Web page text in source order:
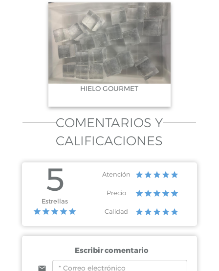
HIELO GOURMET
COMENTARIOS Y
CALIFICACIONES
5
Estrellas
Atención
Precio
Calidad
Escribir comentario